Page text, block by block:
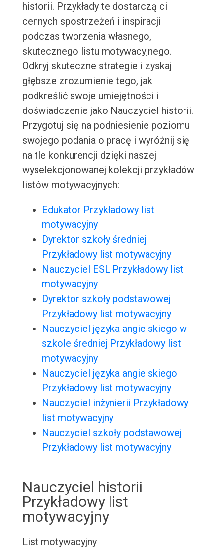
historii. Przykłady te dostarczą ci
cennych spostrzeżeń i inspiracji
podczas tworzenia własnego,
skutecznego listu motywacyjnego.
Odkryj skuteczne strategie i zyskaj
głębsze zrozumienie tego, jak
podkreślić swoje umiejętności i
doświadczenie jako Nauczyciel historii.
Przygotuj się na podniesienie poziomu
swojego podania o pracę i wyróżnij się
na tle konkurencji dzięki naszej
wyselekcjonowanej kolekcji przykładów
listów motywacyjnych:
Edukator Przykładowy list
motywacyjny
Dyrektor szkoły średniej
Przykładowy list motywacyjny
Nauczyciel ESL Przykładowy list
motywacyjny
Dyrektor szkoły podstawowej
Przykładowy list motywacyjny
Nauczyciel języka angielskiego w
szkole średniej Przykładowy list
motywacyjny
Nauczyciel języka angielskiego
Przykładowy list motywacyjny
Nauczyciel inżynierii Przykładowy
list motywacyjny
Nauczyciel szkoły podstawowej
Przykładowy list motywacyjny
Nauczyciel historii
Przykładowy list
motywacyjny
List motywacyjny